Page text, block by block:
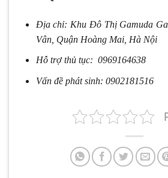
Địa chỉ: Khu Đô Thị Gamuda
Vân, Quận Hoàng Mai, Hà Nội
Hỗ trợ thủ tục: 0969164638
Vấn đề phát sinh: 0902181516